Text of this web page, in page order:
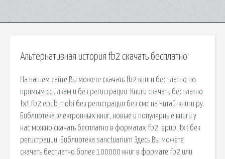
Альтернативная история fb2 скачать бесплатно
На нашем сайте Вы можете скачать fb2 книги бесплатно по
прямым ссылкам и без регистрации. Книги скачать бесплатно
txt fb2 epub mobi без регистрации без смс на Читай-книги.ру.
Библиотека электронных книг, новые и популярные книги у
нас можно скачать бесплатно в форматах fb2, epub, txt без
регистрации. Библиотека sanctuarium Здесь Вы можете
скачать бесплатно более 100000 книг в формате fb2 или